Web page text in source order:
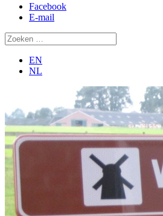
Facebook
E-mail
EN
NL